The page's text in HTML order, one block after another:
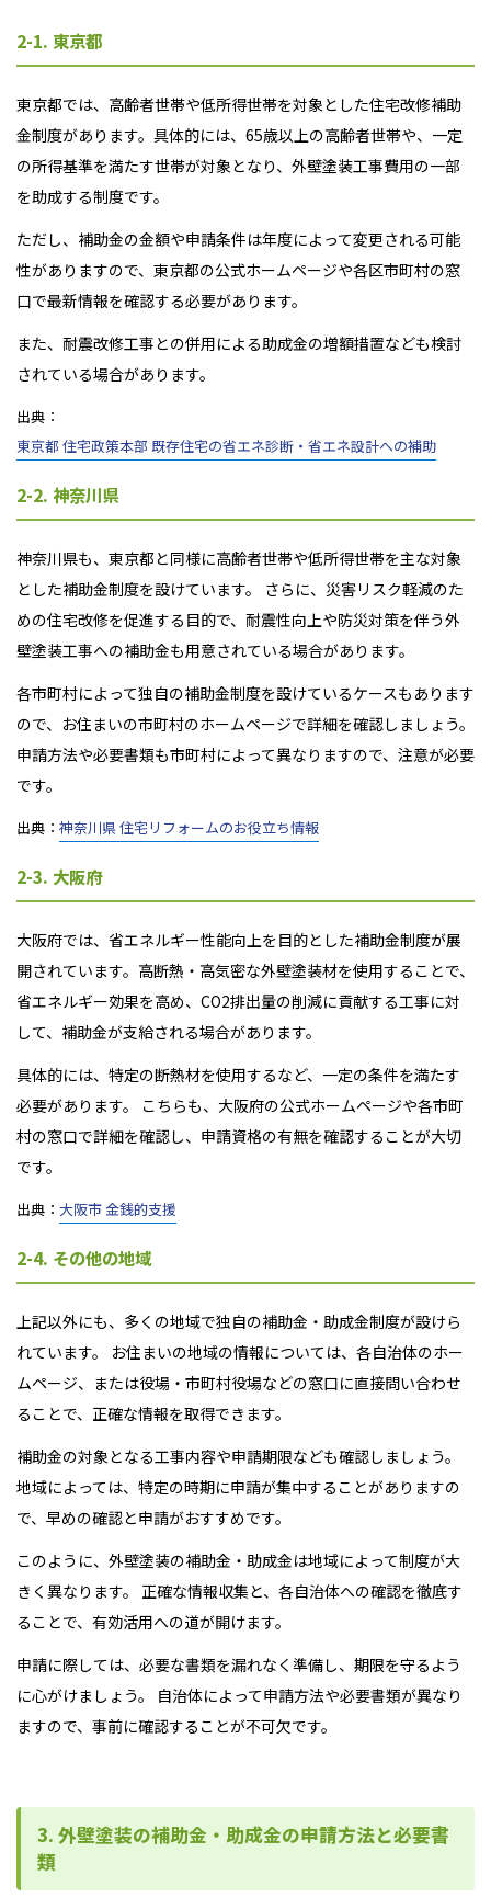
2-1. 東京都
東京都では、高齢者世帯や低所得世帯を対象とした住宅改修補助
金制度があります。具体的には、65歳以上の高齢者世帯や、一定
の所得基準を満たす世帯が対象となり、外壁塗装工事費用の一部
を助成する制度です。
ただし、補助金の金額や申請条件は年度によって変更される可能
性がありますので、東京都の公式ホームページや各区市町村の窓
口で最新情報を確認する必要があります。
また、耐震改修工事との併用による助成金の増額措置なども検討
されている場合があります。
出典：
東京都 住宅政策本部 既存住宅の省エネ診断・省エネ設計への補助
2-2. 神奈川県
神奈川県も、東京都と同様に高齢者世帯や低所得世帯を主な対象
とした補助金制度を設けています。 さらに、災害リスク軽減のた
めの住宅改修を促進する目的で、耐震性向上や防災対策を伴う外
壁塗装工事への補助金も用意されている場合があります。
各市町村によって独自の補助金制度を設けているケースもあります
ので、お住まいの市町村のホームページで詳細を確認しましょう。
申請方法や必要書類も市町村によって異なりますので、注意が必要
です。
出典： 神奈川県 住宅リフォームのお役立ち情報
2-3. 大阪府
大阪府では、省エネルギー性能向上を目的とした補助金制度が展
開されています。高断熱・高気密な外壁塗装材を使用することで、
省エネルギー効果を高め、CO2排出量の削減に貢献する工事に対
して、補助金が支給される場合があります。
具体的には、特定の断熱材を使用するなど、一定の条件を満たす
必要があります。 こちらも、大阪府の公式ホームページや各市町
村の窓口で詳細を確認し、申請資格の有無を確認することが大切
です。
出典： 大阪市 金銭的支援
2-4. その他の地域
上記以外にも、多くの地域で独自の補助金・助成金制度が設けら
れています。 お住まいの地域の情報については、各自治体のホー
ムページ、または役場・市町村役場などの窓口に直接問い合わせ
ることで、正確な情報を取得できます。
補助金の対象となる工事内容や申請期限なども確認しましょう。
地域によっては、特定の時期に申請が集中することがありますの
で、早めの確認と申請がおすすめです。
このように、外壁塗装の補助金・助成金は地域によって制度が大
きく異なります。 正確な情報収集と、各自治体への確認を徹底す
ることで、有効活用への道が開けます。
申請に際しては、必要な書類を漏れなく準備し、期限を守るよう
に心がけましょう。 自治体によって申請方法や必要書類が異なり
ますので、事前に確認することが不可欠です。
3. 外壁塗装の補助金・助成金の申請方法と必要書
類